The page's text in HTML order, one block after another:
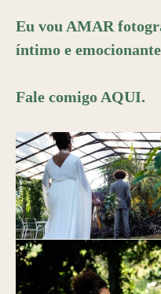
Eu vou AMAR
íntimo e
Fale comigo AQUI.